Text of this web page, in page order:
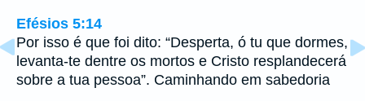
Efésios 5:14
Por isso é que foi dito: “Desperta, ó tu que dormes,
levanta-te dentre os mortos e Cristo resplandecerá
sobre a tua pessoa”. Caminhando em sabedoria